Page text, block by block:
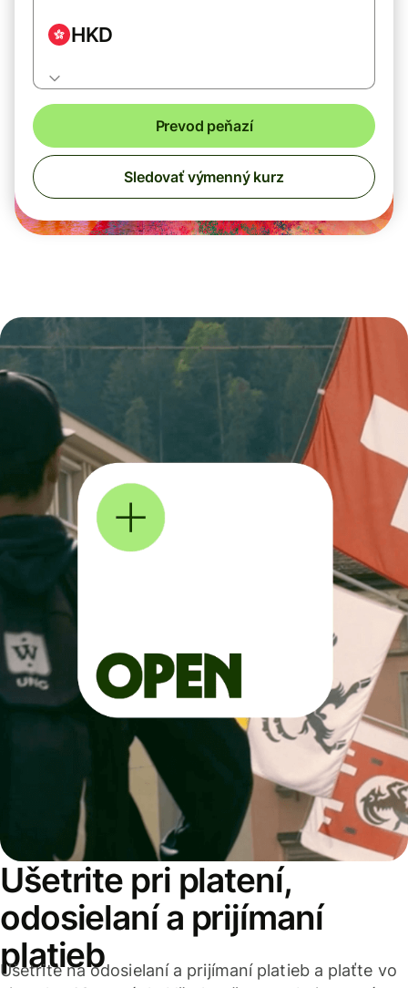
HKD
Prevod peňazí
Sledovať výmenný kurz
Ušetrite pri platení,
odosielaní a prijímaní
platieb
Ušetrite na odosielaní a prijímaní platieb a plaťte vo